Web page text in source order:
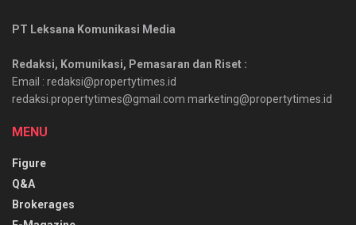
PT Leksana Komunikasi Media
Redaksi, Komunikasi, Pemasaran dan Riset :
Email : redaksi@propertytimes.id
redaksi.propertytimes@gmail.com marketing@propertytimes.id
MENU
Figure
Q&A
Brokerages